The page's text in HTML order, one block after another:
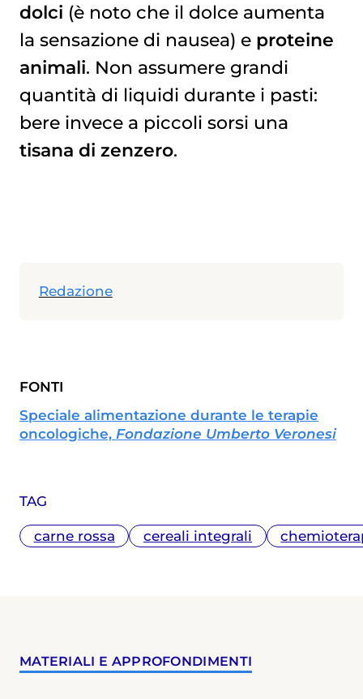
TAG
carne rossa cereali integrali
dolci (è noto che il dolce aumenta
la sensazione di nausea) e proteine
animali. Non assumere grandi
quantità di liquidi durante i pasti:
bere invece a piccoli sorsi una
tisana di zenzero.
Redazione
FONTI
Speciale alimentazione durante le terapie
oncologiche, Fondazione Umberto Veronesi
MATERIALI E APPROFONDIMENTI